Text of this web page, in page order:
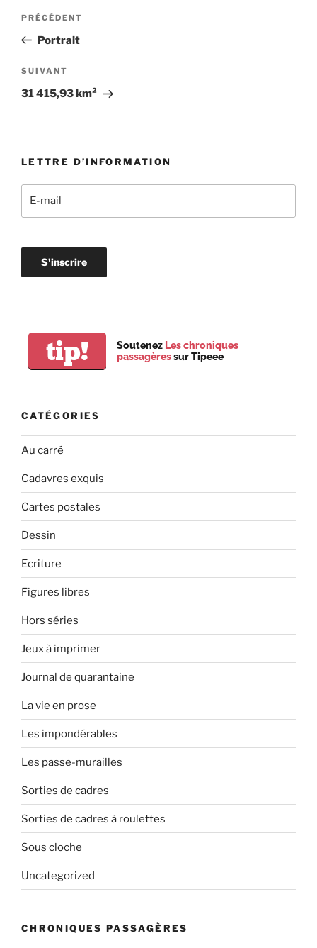
Navigation
l’article
Article
précédent
PRÉCÉDENT
Portrait
Article
suivant
SUIVANT
31 415,93 km²
LETTRE D’INFORMATION
tip! Soutenez Les chroniques
passagèressur Tipeee
CATÉGORIES
Au carré
Cadavres exquis
Cartes postales
Dessin
Ecriture
Figures libres
Hors séries
Jeux à imprimer
Journal de quarantaine
La vie en prose
Les impondérables
Les passe-murailles
Sorties de cadres
Sorties de cadres à roulettes
Sous cloche
Uncategorized
CHRONIQUES PASSAGÈRES